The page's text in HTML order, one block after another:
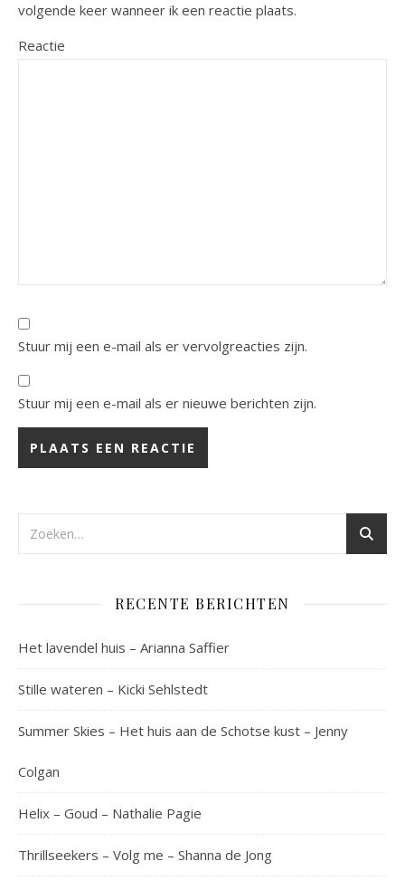
volgende keer wanneer ik een reactie plaats.
Reactie
Stuur mij een e-mail als er vervolgreacties zijn.
Stuur mij een e-mail als er nieuwe berichten zijn.
RECENTE BERICHTEN
Het lavendel huis – Arianna Saffier
Stille wateren – Kicki Sehlstedt
Summer Skies – Het huis aan de Schotse kust – Jenny
Colgan
Helix – Goud – Nathalie Pagie
Thrillseekers – Volg me – Shanna de Jong